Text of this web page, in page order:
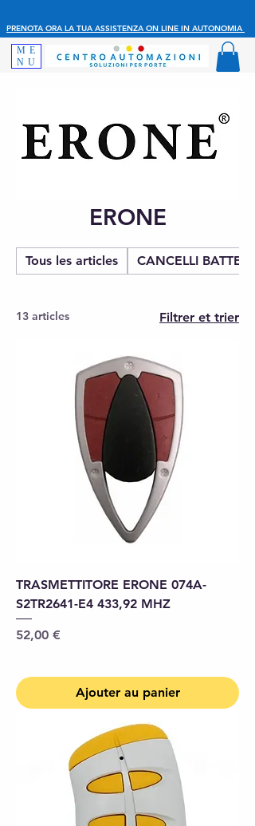
PRENOTA ORA LA TUA ASSISTENZA ON LINE IN AUTONOMIA
ME
NU
ERONE
Tous les articles CANCELLI
13 articles Filtrer et trier
TRASMETTITORE ERONE 074A-
S2TR2641-E4 433,92 MHZ
Prix
52,00 €
Ajouter au panier